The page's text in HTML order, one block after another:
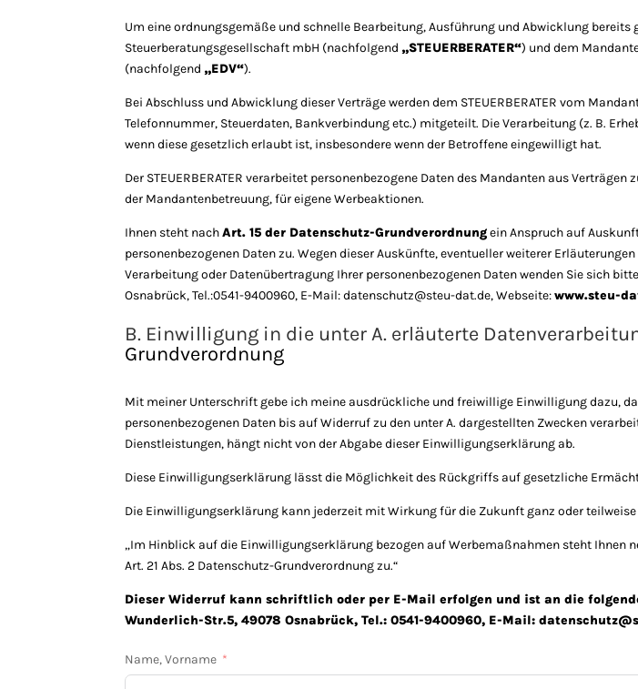
Um eine ordnungsgemäße und schnelle Bearbeitung, Ausführung und Abwicklung
Steuerberatungsgesellschaft mbH (nachfolgend „STEUERBERATER“) und dem
(nachfolgend „EDV“).
Bei Abschluss und Abwicklung dieser Verträge werden dem STEUERBERATER vom
Telefonnummer, Steuerdaten, Bankverbindung etc.) mitgeteilt. Die Verarbeitung (z. B.
wenn diese gesetzlich erlaubt ist, insbesondere wenn der Betroffene eingewilligt hat.
Der STEUERBERATER verarbeitet personenbezogene Daten des Mandanten aus
der Mandantenbetreuung, für eigene Werbeaktionen.
Ihnen steht nachArt. 15 der Datenschutz-Grundverordnungein Anspruch auf
personenbezogenen Daten zu. Wegen dieser Auskünfte, eventueller weiterer
Verarbeitung oder Datenübertragung Ihrer personenbezogenen Daten wenden Sie sich
Osnabrück, Tel.:0541-9400960, E-Mail: datenschutz@steu-dat.de, Webseite:www.steu-
B. Einwilligung in die unter A. erläuterte
Grundverordnung
Mit meiner Unterschrift gebe ich meine ausdrückliche und freiwillige Einwilligung dazu,
personenbezogenen Daten bis auf Widerruf zu den unter A. dargestellten Zwecken
Dienstleistungen, hängt nicht von der Abgabe dieser Einwilligungserklärung ab.
Diese Einwilligungserklärung lässt die Möglichkeit des Rückgriffs auf gesetzliche
Die Einwilligungserklärung kann jederzeit mit Wirkung für die Zukunft ganz oder
„Im Hinblick auf die Einwilligungserklärung bezogen auf Werbemaßnahmen steht
Art. 21 Abs. 2 Datenschutz-Grundverordnungzu.“
Dieser Widerruf kann schriftlich oder per E-Mail erfolgen und ist an die
Wunderlich-Str.5, 49078 Osnabrück, Tel.: 0541-9400960, E-Mail:
Name, Vorname